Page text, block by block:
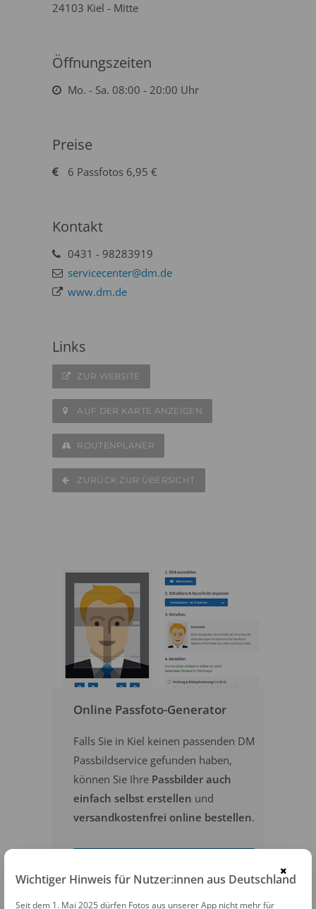
24103 Kiel - Mitte
Öffnungszeiten
Mo. - Sa. 08:00 - 20:00 Uhr
Preise
6 Passfotos 6,95 €
Kontakt
0431 - 98283919
servicecenter@dm.de
www.dm.de
Links
ZUR WEBSITE
AUF DER KARTE ANZEIGEN
ROUTENPLANER
ZURÜCK ZUR ÜBERSICHT
Online Passfoto-Generator
Falls Sie in Kiel keinen passenden DM
Passbildservice gefunden haben,
können Sie Ihre Passbilder auch
einfach selbst erstellen und
versandkostenfrei online bestellen.
×
Wichtiger Hinweis für Nutzer:innen aus Deutschland
Seit dem 1. Mai 2025 dürfen Fotos aus unserer App nicht mehr für